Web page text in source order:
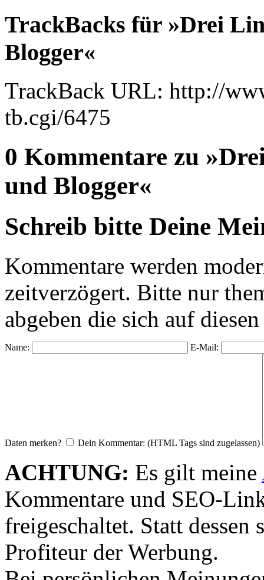
TrackBacks für »Drei
Blogger«
TrackBack URL: http://
tb.cgi/6475
0 Kommentare zu
und Blogger«
Schreib bitte Deine
Kommentare werden
zeitverzögert. Bitte nur
abgeben die sich auf
Name: E-Mail:
Daten merken? Dein Kommentar: (HTML Tags sind zugelassen)
ACHTUNG: Es gilt meine
Kommentare und SEO-
freigeschaltet. Statt dessen
Profiteur der Werbung.